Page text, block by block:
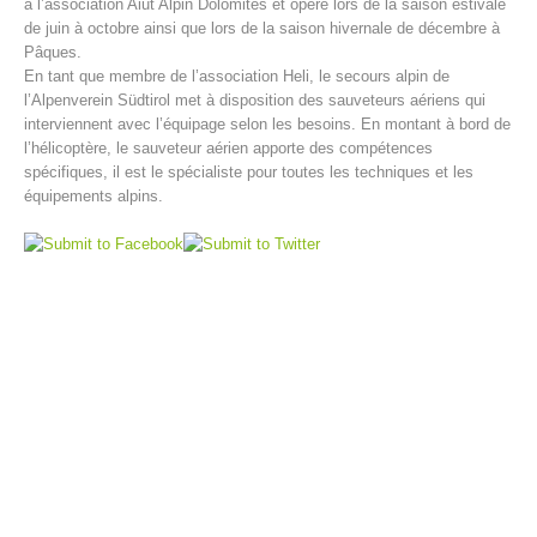
à l’association Aiut Alpin Dolomites et opère lors de la saison estivale
de juin à octobre ainsi que lors de la saison hivernale de décembre à
Pâques.
En tant que membre de l’association Heli, le secours alpin de
l’Alpenverein Südtirol met à disposition des sauveteurs aériens qui
interviennent avec l’équipage selon les besoins. En montant à bord de
l’hélicoptère, le sauveteur aérien apporte des compétences
spécifiques, il est le spécialiste pour toutes les techniques et les
équipements alpins.